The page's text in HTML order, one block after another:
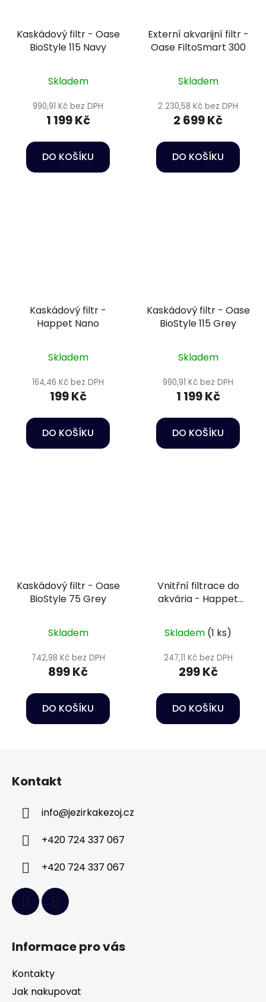
Kaskádový filtr - Oase
BioStyle 115 Navy
Skladem
990,91 Kč bez DPH
1 199 Kč
DO KOŠÍKU
Externí akvarijní filtr -
Oase FiltoSmart 300
Skladem
2 230,58 Kč bez DPH
2 699 Kč
DO KOŠÍKU
Kaskádový filtr -
Happet Nano
Skladem
164,46 Kč bez DPH
199 Kč
DO KOŠÍKU
Kaskádový filtr - Oase
BioStyle 115 Grey
Skladem
990,91 Kč bez DPH
1 199 Kč
DO KOŠÍKU
Kaskádový filtr - Oase
BioStyle 75 Grey
Skladem
742,98 Kč bez DPH
899 Kč
DO KOŠÍKU
Vnitřní filtrace do
akvária - Happet
Skladem (1 ks)
247,11 Kč bez DPH
299 Kč
DO KOŠÍKU
Kontakt
info@jezirkakezoj.cz
+420 724 337 067
+420 724 337 067
Informace pro vás
Kontakty
Jak nakupovat